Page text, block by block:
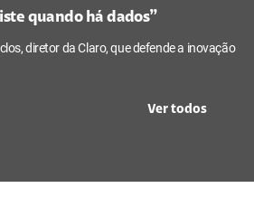
quando há dados”
diretor da Claro, que defende a inovação
Ver todos